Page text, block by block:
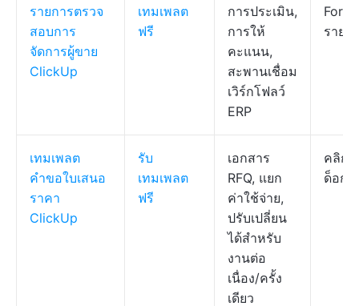
รายการตรวจ
สอบการ
จัดการผู้ขาย
ClickUp
เทมเพลต
ฟรี
การประเมิน,
การให้
คะแนน,
สะพานเชื่อม
เวิร์กโฟลว์
ERP
Form,
รายก
เทมเพลต
คำขอใบเสนอ
ราคา
ClickUp
รับ
เทมเพลต
ฟรี
เอกสาร
RFQ, แยก
ค่าใช้จ่าย,
ปรับเปลี่ยน
ได้สำหรับ
งานต่อ
เนื่อง/ครั้ง
เดียว
คลิก
ด็อก